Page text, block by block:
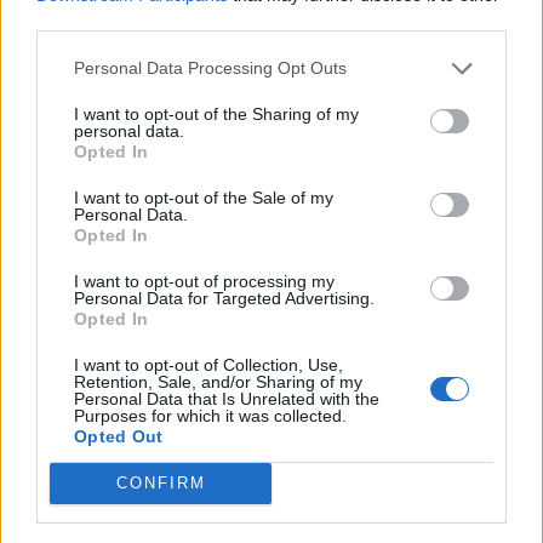
Personal Data Processing Opt Outs
I want to opt-out of the Sharing of my
personal data.
Opted In
I want to opt-out of the Sale of my
Personal Data.
Opted In
I want to opt-out of processing my
Personal Data for Targeted Advertising.
Opted In
I want to opt-out of Collection, Use,
Retention, Sale, and/or Sharing of my
Personal Data that Is Unrelated with the
Purposes for which it was collected.
Opted Out
CONFIRM